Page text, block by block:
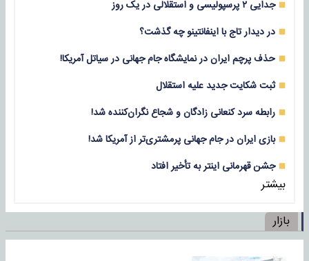
جدایی ۲ پرسپولیسی و استقلالی در یک روز
در دیدار تاج با اینفانتینو چه گذشت؟
حذف پرچم ایران در نمایشگاه جام جهانی در سیاتل آمریکا!
ثبت شکایت جدید علیه استقلال
رابطه سرد کنعانی زادگان و شجاع نگران‌کننده شد!
بازی‌ ایران در جام جهانی پرمشتری‌تر از آمریکا شد!
جشن قهرمانی اینتر به تأخیر افتاد
بیشتر
بازار